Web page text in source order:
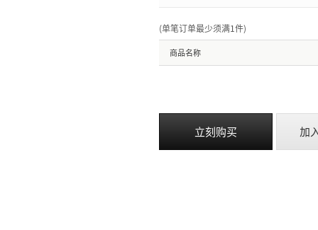
(单笔订单最少须满1件)
商品名称
立刻购买 加